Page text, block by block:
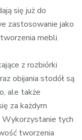
się już do
zastosowanie jako
mebli.
z rozbiórki
obijania stodół są
ale także
za każdym
tych
tworzenia